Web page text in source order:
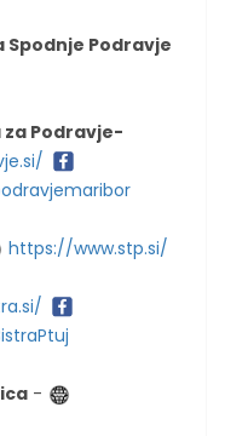
Podravje
Podravje-
https://www.stp.si/
-